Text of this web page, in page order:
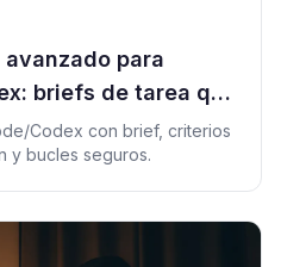
para
briefs de tarea que
Codex con brief, criterios
y bucles seguros.